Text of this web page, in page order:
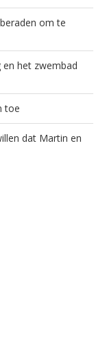
om te
en het zwembad
toe
dat Martin en